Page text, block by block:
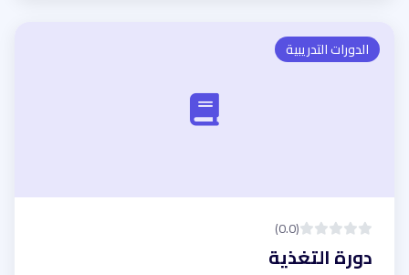
الدورات التدريبية
(0.0)
دورة التغذية